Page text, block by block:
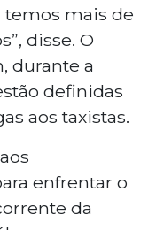
temos mais de
disse. O
durante a
definidas
aos taxistas.
enfrentar o
da